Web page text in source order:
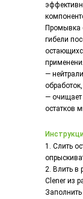
1. Слить
2. Влить в
Clener из
Промывка
гибели
—
обработок,
— очищает
остатков